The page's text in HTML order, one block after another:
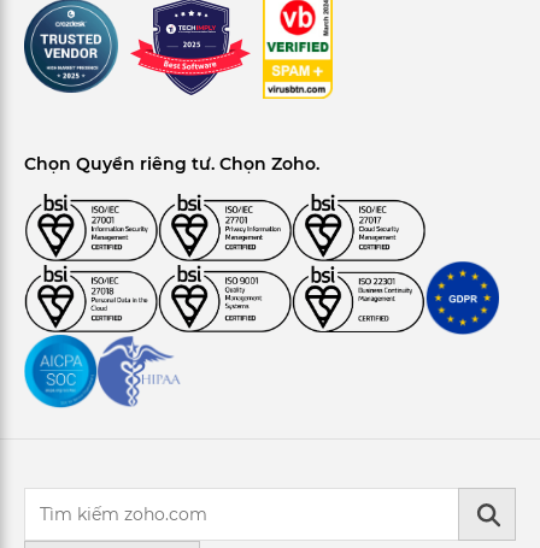
Chọn Quyền riêng tư. Chọn Zoho.